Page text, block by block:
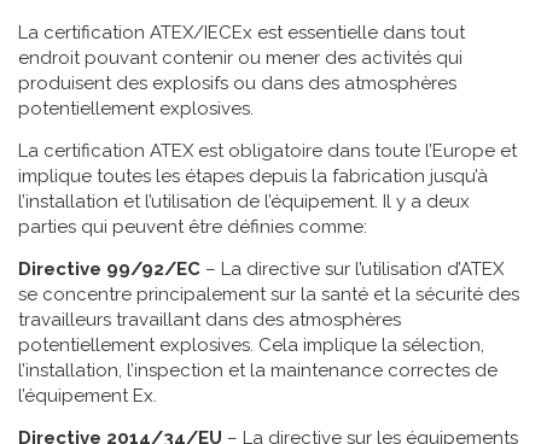
La certification ATEX/IECEx est essentielle dans tout
endroit pouvant contenir ou mener des activités qui
produisent des explosifs ou dans des atmosphères
potentiellement explosives.
La certification ATEX est obligatoire dans toute l’Europe et
implique toutes les étapes depuis la fabrication jusqu’à
l’installation et l’utilisation de l’équipement. Il y a deux
parties qui peuvent être définies comme:
Directive 99/92/EC – La directive sur l’utilisation d’ATEX
se concentre principalement sur la santé et la sécurité des
travailleurs travaillant dans des atmosphères
potentiellement explosives. Cela implique la sélection,
l’installation, l’inspection et la maintenance correctes de
l’équipement Ex.
Directive 2014/34/EU – La directive sur les équipements